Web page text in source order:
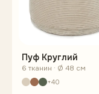
Пуф Круглий
6 тканин · Ø 48 см
+40